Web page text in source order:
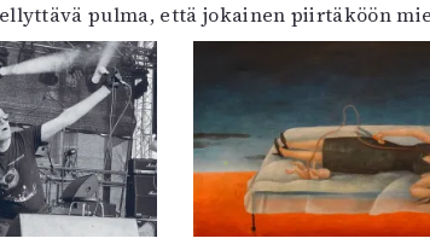
pulma, että jokainen piirtäköön